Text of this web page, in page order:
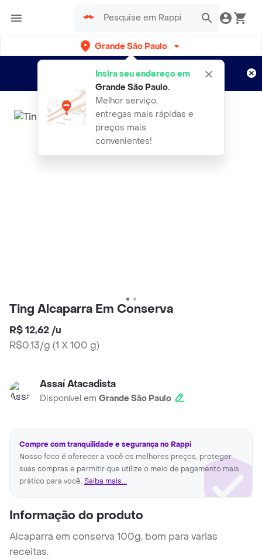
Grande São Paulo
Insira seu endereço em
Grande São Paulo.
Melhor serviço,
entregas mais rápidas e
preços mais
convenientes!
Entregas grátis por 15 dias!
Aplicam T&C
Ting Alcaparra Em Conserva
R$ 12,62 /u
R$0.13/g (1 X 100 g)
Assaí Atacadista
Disponível em Grande São Paulo
Compre com tranquilidade e segurança no Rappi
Nosso foco é oferecer a você os melhores preços, proteger
suas compras e permitir que utilize o meio de pagamento mais
prático para você. Saiba mais...
Informação do produto
Alcaparra em conserva 100g, bom para varias
receitas.